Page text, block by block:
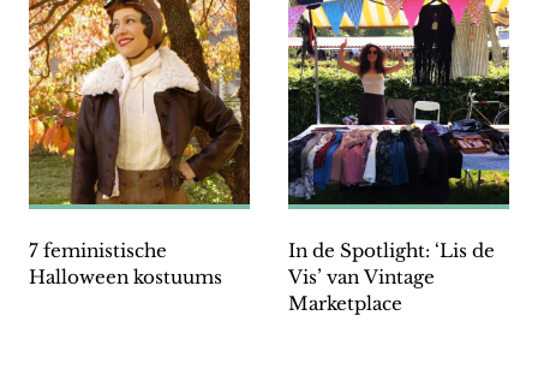
7 feministische
Halloween kostuums
In de Spotlight: ‘Lis de
Vis’ van Vintage
Marketplace